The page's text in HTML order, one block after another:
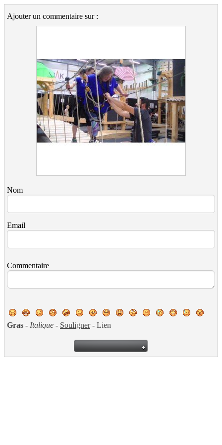
Ajouter un commentaire sur :
Nom
Email
Commentaire
Gras - Italique - Souligner- Lien